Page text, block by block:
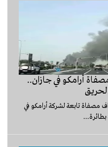
أرامكو في جازان..
مصفاة تابعة لشركة أرامكو في